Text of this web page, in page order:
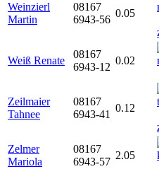
Weinzierl
Martin
08167
6943-56
0.05
Weiß Renate
08167
6943-12
0.02
Zeilmaier
Tahnee
08167
6943-41
0.12
Zelmer
Mariola
08167
6943-57
2.05